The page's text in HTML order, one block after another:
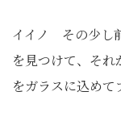
イイノ その少し
を見つけて、そ
をガラスに込めて